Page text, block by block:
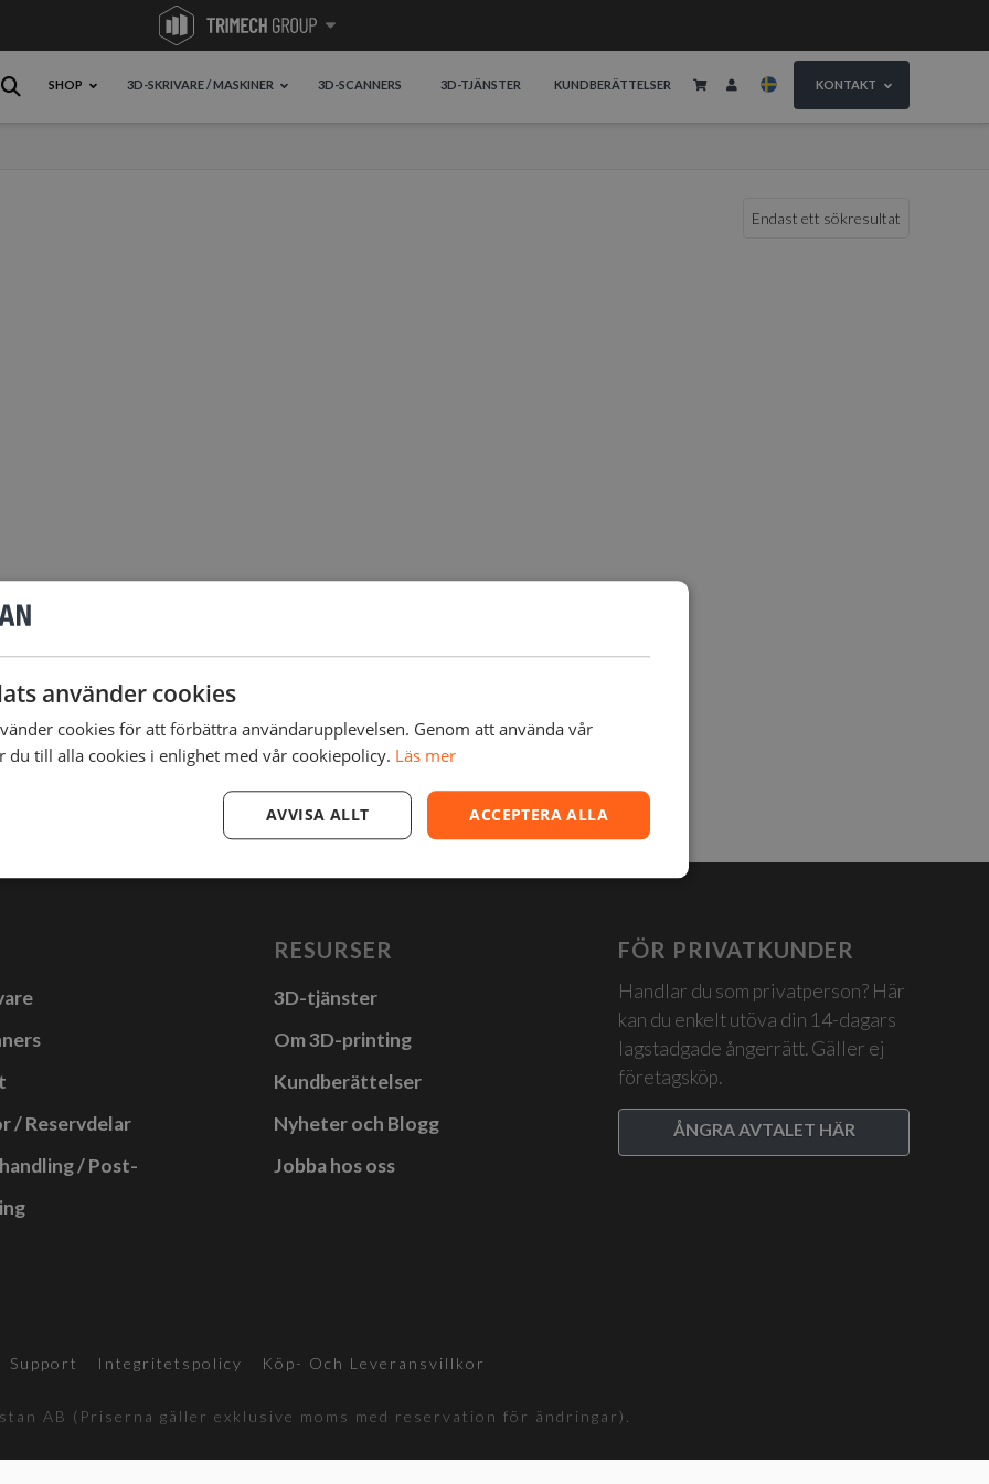
SHOP 3D-SKRIVARE / MASKINER 3D-SCANNERS 3D-TJÄNSTER KUNDBERÄTTELSER KONTAKT
Endast ett sökresultat
/ Reservdelar
/ Post-
RESURSER
3D-tjänster
Om 3D-printing
Kundberättelser
Nyheter och Blogg
Jobba hos oss
FÖR PRIVATKUNDER
Handlar du som privatperson? Här
kan du enkelt utöva din 14-dagars
lagstadgade ångerrätt. Gäller ej
företagsköp.
ÅNGRA AVTALET HÄR
Support Integritetspolicy Köp- Och Leveransvillkor
AB (Priserna gäller exklusive moms med reservation för ändringar).
använder cookies
cookies för att förbättra användarupplevelsen. Genom att använda vår
du till alla cookies i enlighet med vår cookiepolicy. Läs mer
ACCEPTERA ALLA
AVVISA ALLT